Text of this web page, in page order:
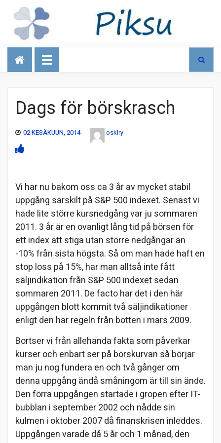
Talous
Dags för börskrasch
02 KESÄKUUN, 2014 osklry
Vi har nu bakom oss ca 3 år av mycket stabil
uppgång särskilt på S&P 500 indexet. Senast vi
hade lite större kursnedgång var ju sommaren
2011. 3 år är en ovanligt lång tid på börsen för
ett index att stiga utan större nedgångar än
-10% från sista högsta. Så om man hade haft en
stop loss på 15%, har man alltså inte fått
säljindikation från S&P 500 indexet sedan
sommaren 2011. De facto har det i den här
uppgången blott kommit två säljindikationer
enligt den här regeln från botten i mars 2009.
Bortser vi från allehanda fakta som påverkar
kurser och enbart ser på börskurvan så börjar
man ju nog fundera en och två gånger om
denna uppgång ändå småningom är till sin ände.
Den förra uppgången startade i gropen efter IT-
bubblan i september 2002 och nådde sin
kulmen i oktober 2007 då finanskrisen inleddes.
Uppgången varade då 5 år och 1 månad, den